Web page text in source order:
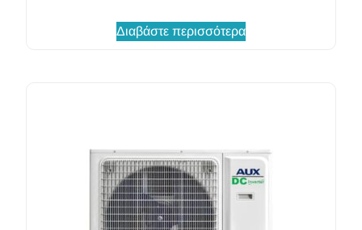
Διαβάστε περισσότερα